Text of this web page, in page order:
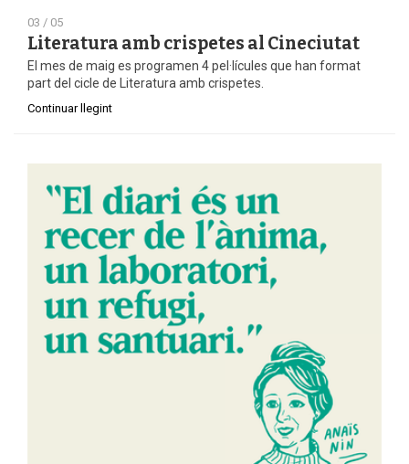
03 / 05
Literatura amb crispetes al Cineciutat
El mes de maig es programen 4 pel·lícules que han format
part del cicle de Literatura amb crispetes.
Continuar llegint